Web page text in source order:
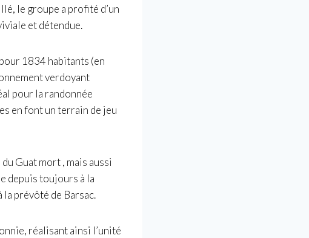
le groupe a profité d’un
et détendue.
pour 1834 habitants (en
verdoyant
pour la randonnée
en font un terrain de jeu
Guat mort , mais aussi
depuis toujours à la
prévôté de Barsac.
réalisant ainsi l’unité